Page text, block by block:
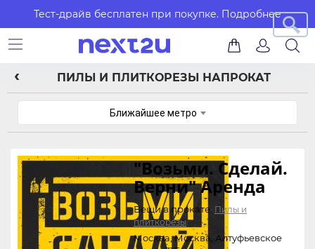
Тест-драйв бесплатен при покупке. Подробнее
ПИЛЫ И ПЛИТКОРЕЗЫ НАПРОКАТ
Ближайшее метро
"Возьми. Сделай.
Верни" Аренда
инстобъявления
Вещи в прокате: Пилы и
плиткорезы
Москва, Москва, Алтуфьевское